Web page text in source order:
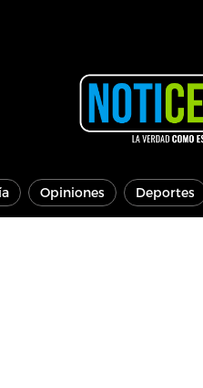
Opiniones Deportes